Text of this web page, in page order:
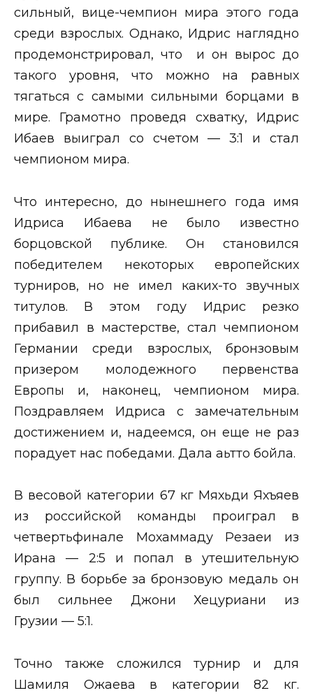
сильный, вице-чемпион мира этого года
среди взрослых. Однако, Идрис наглядно
продемонстрировал, что и он вырос до
такого уровня, что можно на равных
тягаться с самыми сильными борцами в
мире. Грамотно проведя схватку, Идрис
Ибаев выиграл со счетом — 3:1 и стал
чемпионом мира.
Что интересно, до нынешнего года имя
Идриса Ибаева не было известно
борцовской публике. Он становился
победителем некоторых европейских
турниров, но не имел каких-то звучных
титулов. В этом году Идрис резко
прибавил в мастерстве, стал чемпионом
Германии среди взрослых, бронзовым
призером молодежного первенства
Европы и, наконец, чемпионом мира.
Поздравляем Идриса с замечательным
достижением и, надеемся, он еще не раз
порадует нас победами. Дала аьтто бойла.
В весовой категории 67 кг Мяхьди Яхъяев
из российской команды проиграл в
четвертьфинале Мохаммаду Резаеи из
Ирана — 2:5 и попал в утешительную
группу. В борьбе за бронзовую медаль он
был сильнее Джони Хецуриани из
Грузии — 5:1.
Точно также сложился турнир и для
Шамиля Ожаева в категории 82 кг.